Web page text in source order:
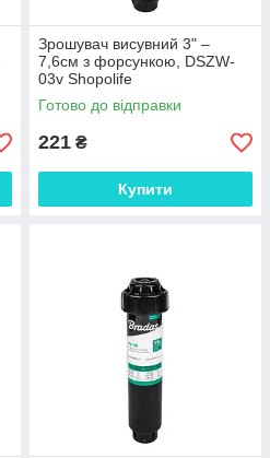
Зрошувач висувний 3" –
7,6см з форсункою, DSZW-
03v Shopolife
Готово до відправки
221 ₴
Купити